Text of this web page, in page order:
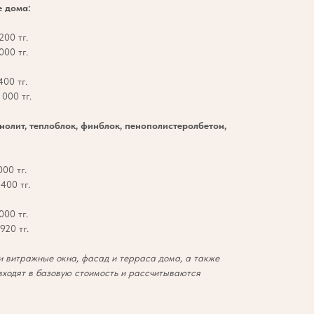
дома:
тг.
тг.
тг.
тг.
теплоблок, финблок, пенополистеролбетон,
тг.
тг.
тг.
тг.
витражные окна, фасад и терраса дома, а также
в базовую стоимость и рассчитываются